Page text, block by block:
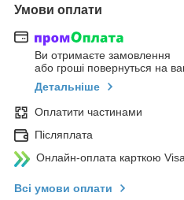
Умови оплати
Ви отримаєте замовлення
або гроші повернуться на
Детальніше
Оплатити частинами
Післяплата
Онлайн-оплата карткою
Всі умови оплати